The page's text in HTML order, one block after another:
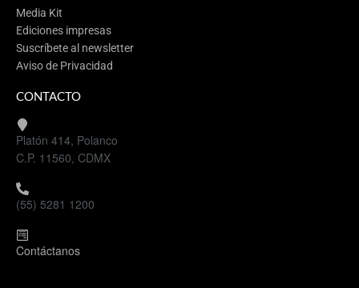
Media Kit
Ediciones impresas
Suscríbete al newsletter
Aviso de Privacidad
CONTACTO
Platón 414, Polanco
C.P. 11560, CDMX
(55) 5281 1200
Contáctanos